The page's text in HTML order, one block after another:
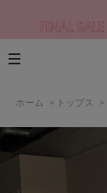
ホーム > トップス >